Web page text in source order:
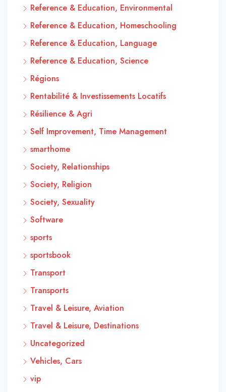
Reference & Education, Environmental
Reference & Education, Homeschooling
Reference & Education, Language
Reference & Education, Science
Régions
Rentabilité & Investissements Locatifs
Résilience & Agri
Self Improvement, Time Management
smarthome
Society, Relationships
Society, Religion
Society, Sexuality
Software
sports
sportsbook
Transport
Transports
Travel & Leisure, Aviation
Travel & Leisure, Destinations
Uncategorized
Vehicles, Cars
vip